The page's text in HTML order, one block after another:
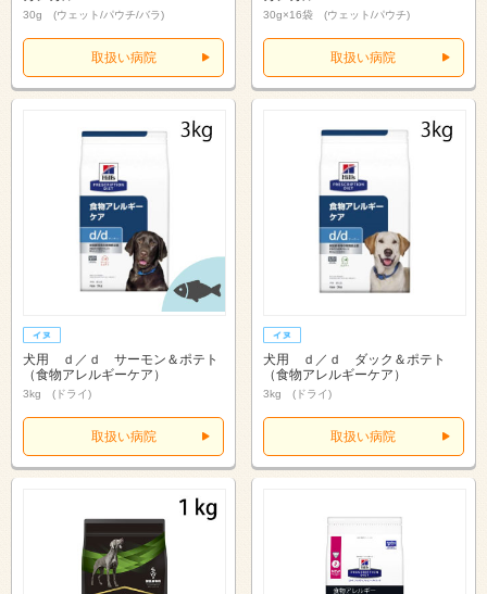
30g (ウェット/パウチ/バラ)
取扱い病院
30g×16袋 (ウェット/パウチ)
取扱い病院
犬用 ｄ／ｄ サーモン＆ポテト
（食物アレルギーケア）
3kg (ドライ)
取扱い病院
犬用 ｄ／ｄ ダック＆ポテト
（食物アレルギーケア）
3kg (ドライ)
取扱い病院